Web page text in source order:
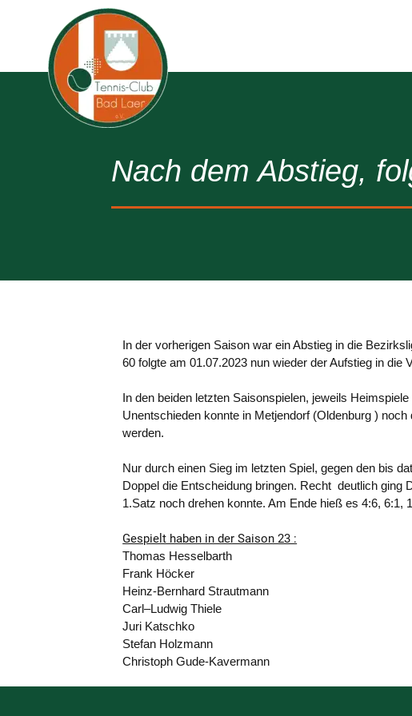
Nach dem Abstieg,
In der vorherigen Saison war ein Abstieg in die
60 folgte am 01.07.2023 nun wieder der Aufstieg in
In den beiden letzten Saisonspielen, jeweils
Unentschieden konnte in Metjendorf (Oldenburg )
werden.
Nur durch einen Sieg im letzten Spiel, gegen den bis
Doppel die Entscheidung bringen. Recht deutlich ging
1.Satz noch drehen konnte. Am Ende hieß es 4:6, 6:1,
Gespielt haben in der Saison 23 :
Thomas Hesselbarth
Frank Höcker
Heinz-Bernhard Strautmann
Carl–Ludwig Thiele
Juri Katschko
Stefan Holzmann
Christoph Gude-Kavermann